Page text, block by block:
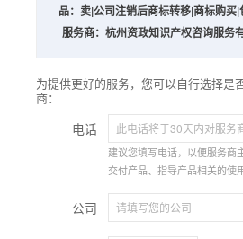
品： 卖|公司注销后商标转移|商标购买|
服务商： 杭州资政知识产权咨询服务
为提供更好的服务，您可以自行选择是
商：
电话
建议您填写电话，以便服务商
交付产品、指导产品相关的使
公司